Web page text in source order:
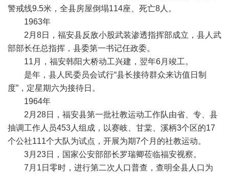
警戒线9.5米，全县房屋倒塌114座、死亡8人。
1963年
2月8日，福安县反敌小股武装渗透指挥部成立，县人武
部部长任总指挥，县委第一书记任政委。
11月，福安韩阳大桥动工兴建，翌年6月竣工。
是年，县人民委员会试行“县长接待群众来访值日制
度”，定星期六为接待日。
1964年
2月28日，福安县第一批社教运动工作队由省、专、县
抽调工作人员453人组成，以赛岐、甘棠、溪柄3个区的17
个公社111个大队为试点，开展为期7个月的社教运动。
3月23日，国家公安部部长罗瑞卿莅临福安视察。
7月1日零时，进行第二次人口普查，查明全县人口为